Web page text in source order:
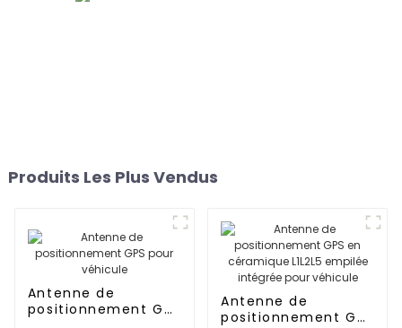
Produits Les Plus Vendus
Antenne de
positionnement GPS
Antenne de
positionnement GPS